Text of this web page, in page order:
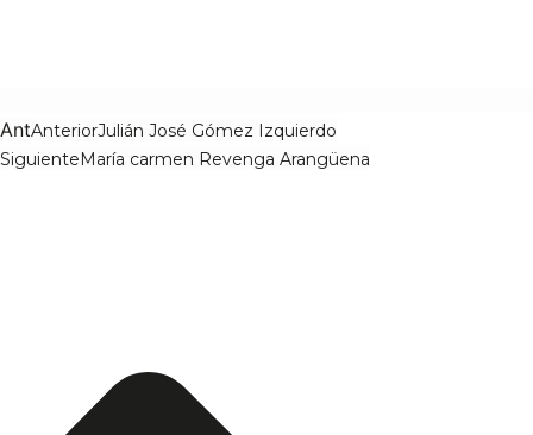
AntAnteriorJulián José Gómez Izquierdo
SiguienteMaría carmen Revenga Arangüena